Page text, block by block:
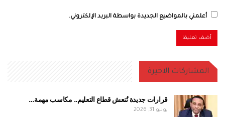
أعلمني بالمواضيع الجديدة بواسطة البريد الإلكتروني.
المشاركات الاخيرة
قرارات جديدة تُنعش قطاع التعليم.. مكاسب مهمة…
يوليو 31, 2026